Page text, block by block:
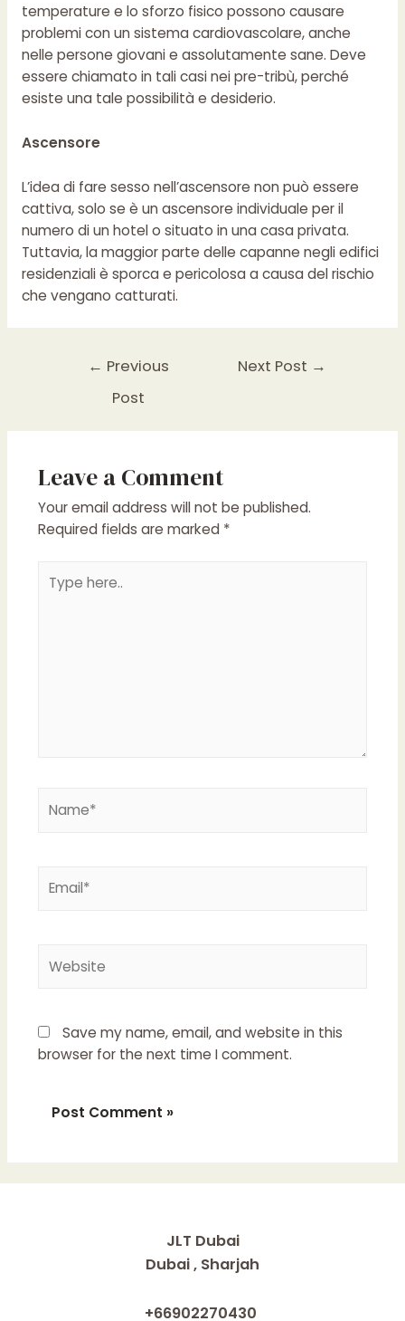
Puoi farlo ovunque e ovunque. Una piacevole
caratteristica distintiva di una vita coniugale è
l’accesso al corpo maschile 24 ore al giorno per 7
giorni alla settimana (se, ovviamente, la tua amata
non è un marinaio a lungo
generico-senza-ricetta-online/
all’angolo è sempre aperto e sempre sei contento.
temperature e lo sforzo fisico possono causare
problemi con un sistema cardiovascolare, anche
nelle persone giovani e assolutamente sane. Deve
essere chiamato in tali casi nei pre-tribù, perché
esiste una tale possibilità e desiderio.
Ascensore
L’idea di fare sesso nell’ascensore non può essere
cattiva, solo se è un ascensore individuale per il
numero di un hotel o situato in una casa privata.
Tuttavia, la maggior parte delle capanne negli edifici
residenziali è sporca e pericolosa a causa del rischio
che vengano catturati.
← Previous
Post
Next Post →
Leave a Comment
Your email address will not be published.
Required fields are marked *
here..
Save my name, email, and website in this
browser for the next time I comment.
JLT Dubai
Dubai , Sharjah
+66902270430